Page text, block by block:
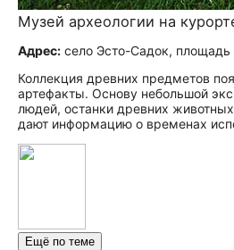
Музей археологии на
Адрес: село Эсто-Садок, площадь
Коллекция древних предметов
артефакты. Основу небольшой
людей, останки древних
дают информацию о временах
Ещё по теме